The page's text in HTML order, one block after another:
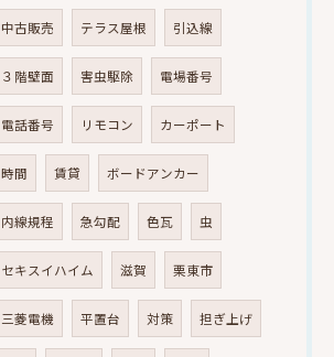
中古販売 テラス屋根 引込線
３階壁面 害虫駆除 電場番号
電話番号 リモコン カーポート
時間 賃貸 ボードアンカー
内線規程 急勾配 色瓦 虫
セキスイハイム 滋賀 栗東市
三菱電機 平置台 対策 担ぎ上げ